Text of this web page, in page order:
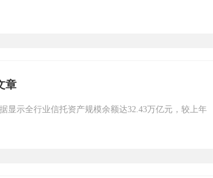
章
显示全行业信托资产规模余额达32.43万亿元，较上年